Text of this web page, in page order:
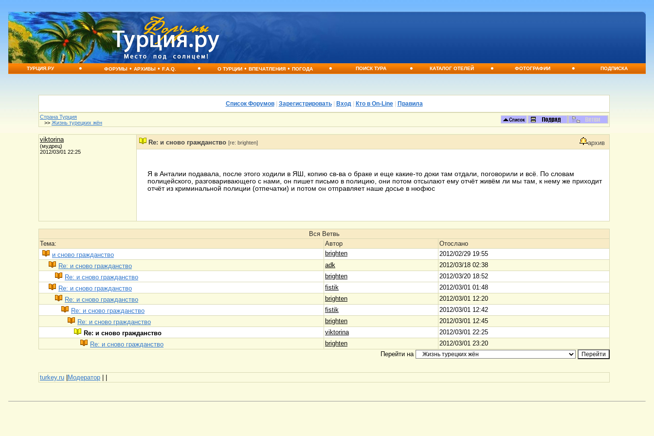
ТУРЦИЯ.РУ • ФОРУМЫ•АРХИВЫ•F.A.Q. • О ТУРЦИИ•ВПЕЧАТЛЕНИЯ•ПОГОДА • ПОИСК ТУРА • КАТАЛОГ ОТЕЛЕЙ • ФОТОГРАФИИ • ПОДПИСКА
Список Форумов| Зарегистрировать| Вход| Кто в On-Line| Правила
Страна Турция
>> Жизнь турецких жён
viktorina
(мудрец)
2012/03/01 22:25
Re: и сново гражданство [re: brighten] архив
Я в Анталии подавала, после этого ходили в ЯШ, копию св-ва о браке и еще какие-то доки там отдали, поговорили и всё. По словам
полицейского, разговаривающего с нами, он пишет письмо в полицию, они потом отсылают ему отчёт живём ли мы там, к нему же приходит
отчёт из криминальной полиции (отпечатки) и потом он отправляет наше досье в нюфюс
Вся Ветвь
Тема:
Автор
Отослано
и сново гражданство
brighten
2012/02/29 19:55
Re: и сново гражданство
adk
2012/03/18 02:38
Re: и сново гражданство
brighten
2012/03/20 18:52
Re: и сново гражданство
fistik
2012/03/01 01:48
Re: и сново гражданство
brighten
2012/03/01 12:20
Re: и сново гражданство
fistik
2012/03/01 12:42
Re: и сново гражданство
brighten
2012/03/01 12:45
Re: и сново гражданство
viktorina
2012/03/01 22:25
Re: и сново гражданство
brighten
2012/03/01 23:20
Перейти на
turkey.ru |Модератор | |